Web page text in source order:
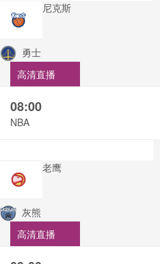
尼克斯
勇士
高清直播
08:00
NBA
老鹰
灰熊
高清直播